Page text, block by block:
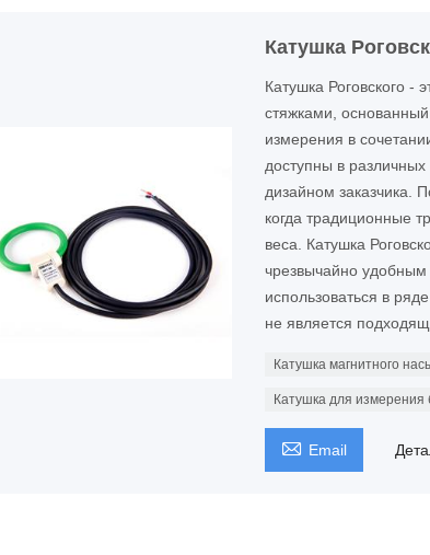
Катушка
Катушка Роговского -
стяжками,
измерения в
доступны в различных
дизайном заказчика.
когда традиционные
веса. Катушка
чрезвычайно
использоваться в
не является
Катушка магнитного
Катушка для измерения
 Email